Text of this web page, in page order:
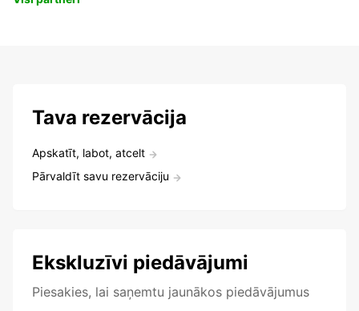
Tava rezervācija
Apskatīt, labot, atcelt
Pārvaldīt savu rezervāciju
Ekskluzīvi piedāvājumi
Piesakies, lai saņemtu jaunākos piedāvājumus